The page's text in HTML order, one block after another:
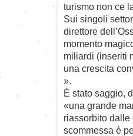
turismo non ce
Sui singoli
direttore
momento
miliardi (inseriti
una crescita
».
È stato saggio,
«una grande
riassorbito dalle
scommessa è